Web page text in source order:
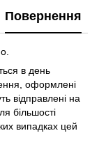
Повернення
в день
оформлені
відправлені на
більшості
випадках цей